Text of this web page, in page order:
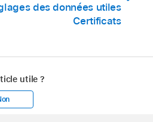
des données utiles
Certificats
utile ?